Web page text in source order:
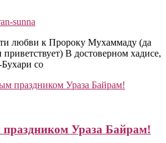
sunna
любви к Пророку Мухаммаду (да
В достоверном хадисе,
со
Ураза Байрам!